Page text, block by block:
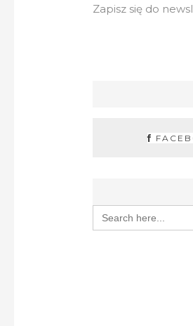
Zapisz się do
Search
for: